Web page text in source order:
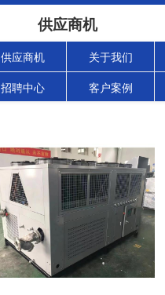
供应商机
供应商机 关于我们
招聘中心 客户案例